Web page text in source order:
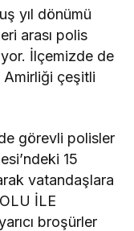
yıl dönümü
arası polis
İlçemizde de
Amirliği çeşitli
görevli polisler
15
vatandaşlara
İLE
broşürler